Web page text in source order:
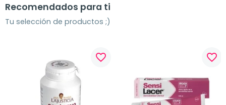
Recomendados para ti
Tu selección de productos ;)
favorite_border favorite_border